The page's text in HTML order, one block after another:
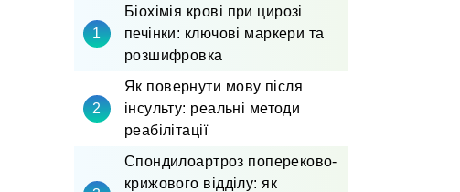
Біохімія крові при цирозі
печінки: ключові маркери та
розшифровка
Як повернути мову після
інсульту: реальні методи
реабілітації
Спондилоартроз попереково-
крижового відділу: як